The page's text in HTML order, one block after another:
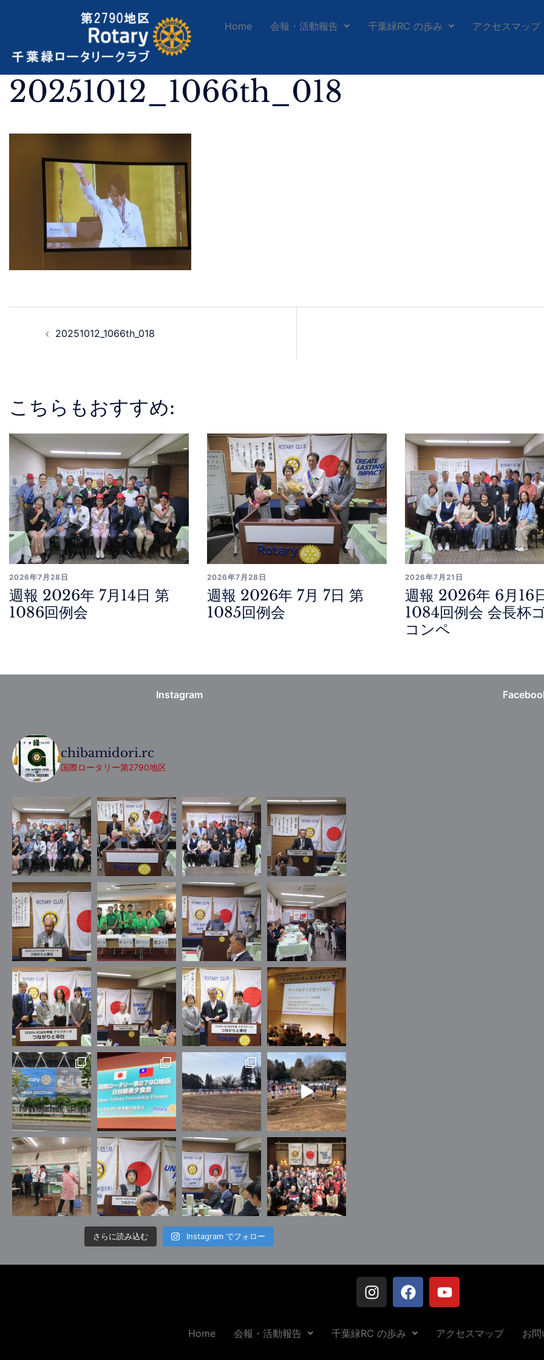
Home 会報・活動報告 千葉緑RC の歩み アクセスマップ
20251012_1066th_018
20251012_1066th_018
こちらもおすすめ:
2026年7月28日
週報 2026年 7月14日 第
1086回例会
2026年7月28日
週報 2026年 7月 7日 第
1085回例会
2026年7月21日
週報 2026年 6月16
1084回例会 会長杯
コンペ
Instagram
chibamidori.rc
国際ロータリー第2790地区
さらに読み込む Instagram でフォロー
Home 会報・活動報告 千葉緑RC の歩み アクセスマップ お